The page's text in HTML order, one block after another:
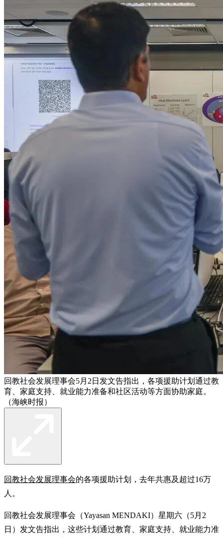
回教社会发展理事会5月2日发文告指出，各项援助计划通过教
育、家庭支持、就业能力准备和社区活动等方面协助家庭。
（海峡时报）
回教社会发展理事会的各项援助计划，去年共惠及超过16万
人。
回教社会发展理事会（Yayasan MENDAKI）星期六（5月2
日）发文告指出，这些计划通过教育、家庭支持、就业能力准